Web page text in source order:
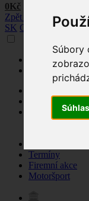
Súbory
0Kč
Zpět na web
SK CZ
+421 903 121
Ponuka
Naše okruhy
Letištní
Termíny
Firemní akce
Motoršport